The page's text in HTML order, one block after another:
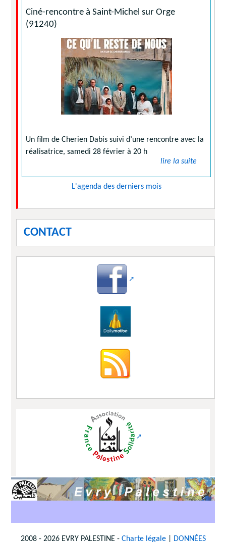
Ciné-rencontre à Saint-Michel sur Orge
(91240)
Un film de Cherien Dabis suivi d’une rencontre avec la
réalisatrice, samedi 28 février à 20 h
lire la suite
L'agenda des derniers mois
CONTACT
2008 - 2026 EVRY PALESTINE - Charte légale| DONNÉES